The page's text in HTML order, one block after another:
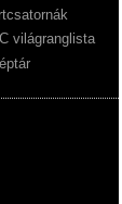
világranglista